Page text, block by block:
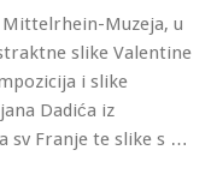
Muzeja, u
slike Valentine
i slike
Dadića iz
sv Franje te slike s …